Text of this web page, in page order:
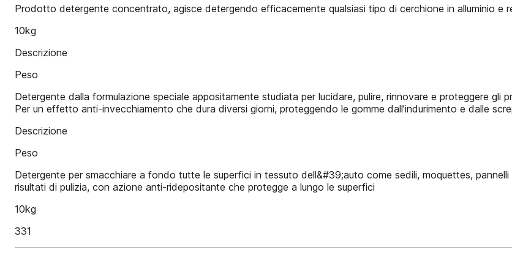
Prodotto detergente concentrato, agisce detergendo efficacemente qualsiasi tipo di cerchione in alluminio e
10kg
Descrizione
Peso
Detergente dalla formulazione speciale appositamente studiata per lucidare, pulire, rinnovare e proteggere gli
Per un effetto anti-invecchiamento che dura diversi giorni, proteggendo le gomme dall’indurimento e dalle
Descrizione
Peso
Detergente per smacchiare a fondo tutte le superfici in tessuto dell&#39;auto come sedili, moquettes,
risultati di pulizia, con azione anti-ridepositante che protegge a lungo le superfici
10kg
331